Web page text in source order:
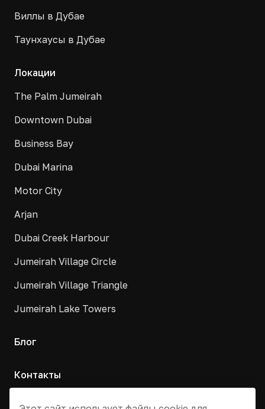
Виллы в Дубае
Таунхаусы в Дубае
Локации
The Palm Jumeirah
Downtown Dubai
Business Bay
Dubai Marina
Motor City
Arjan
Dubai Creek Harbour
Jumeirah Village Circle
Jumeirah Village Triangle
Jumeirah Lake Towers
Блог
Контакты